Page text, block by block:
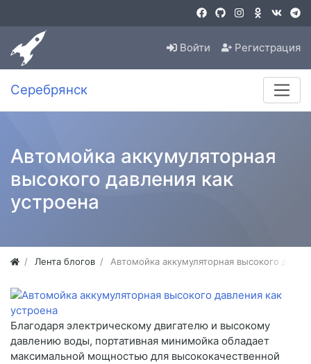
Войти Регистрация
Серебрянск
Автомойка аккумуляторная
высокого давления как
устроена
Лента блогов Автомойка аккумуляторная высокого
Благодаря электрическому двигателю и высокому
давлению воды, портативная минимойка обладает
максимальной мощностью для высококачественной